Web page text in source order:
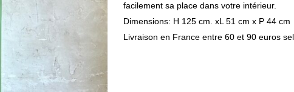
facilement sa place dans votre intérieur.
Dimensions: H 125 cm. xL 51 cm x P 44 cm
Livraison en France entre 60 et 90 euros